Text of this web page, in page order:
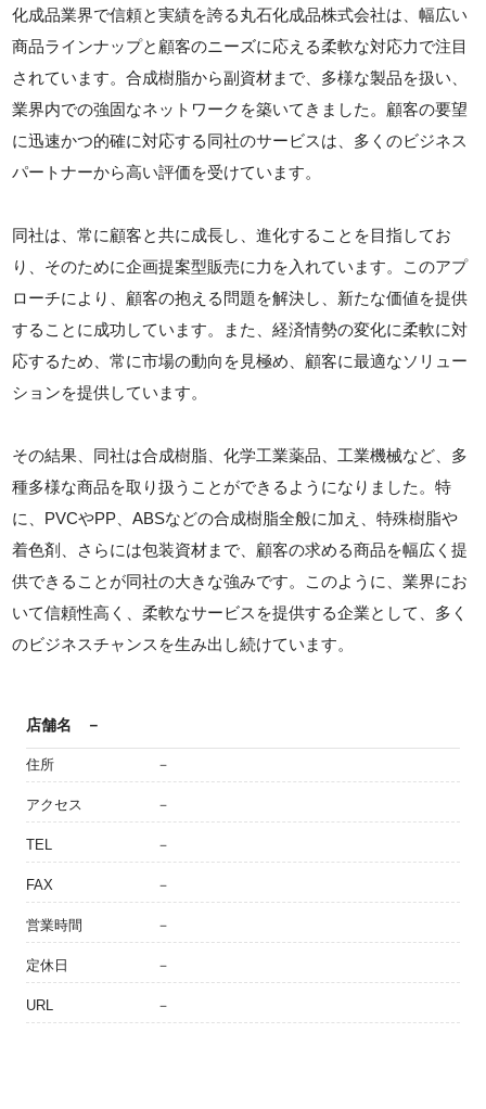
化成品業界で信頼と実績を誇る丸石化成品株式会社は、幅広い
商品ラインナップと顧客のニーズに応える柔軟な対応力で注目
されています。合成樹脂から副資材まで、多様な製品を扱い、
業界内での強固なネットワークを築いてきました。顧客の要望
に迅速かつ的確に対応する同社のサービスは、多くのビジネス
パートナーから高い評価を受けています。
同社は、常に顧客と共に成長し、進化することを目指してお
り、そのために企画提案型販売に力を入れています。このアプ
ローチにより、顧客の抱える問題を解決し、新たな価値を提供
することに成功しています。また、経済情勢の変化に柔軟に対
応するため、常に市場の動向を見極め、顧客に最適なソリュー
ションを提供しています。
その結果、同社は合成樹脂、化学工業薬品、工業機械など、多
種多様な商品を取り扱うことができるようになりました。特
に、PVCやPP、ABSなどの合成樹脂全般に加え、特殊樹脂や
着色剤、さらには包装資材まで、顧客の求める商品を幅広く提
供できることが同社の大きな強みです。このように、業界にお
いて信頼性高く、柔軟なサービスを提供する企業として、多く
のビジネスチャンスを生み出し続けています。
店舗名 －
住所 －
アクセス －
TEL －
FAX －
営業時間 －
定休日 －
URL －